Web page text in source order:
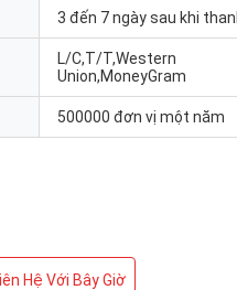
3 đến 7 ngày sau khi
L/C,T/T,Western
Union,MoneyGram
500000 đơn vị một năm
Hệ Với Bây Giờ